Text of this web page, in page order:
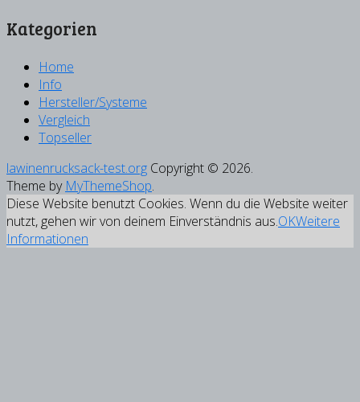
Kategorien
Home
Info
Hersteller/Systeme
Vergleich
Topseller
lawinenrucksack-test.org Copyright © 2026.
Theme by MyThemeShop.
Diese Website benutzt Cookies. Wenn du die Website weiter
nutzt, gehen wir von deinem Einverständnis aus.OKWeitere
Informationen